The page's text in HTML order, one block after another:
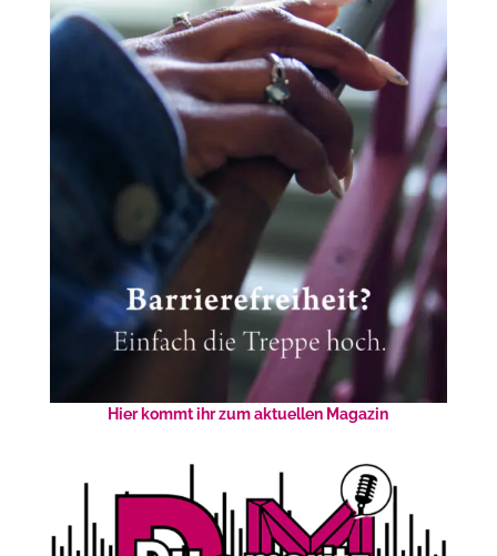
Hier kommt ihr zum aktuellen Magazin